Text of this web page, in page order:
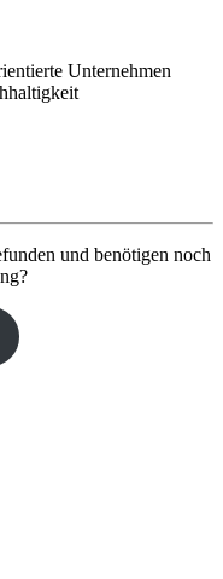
Unternehmen
und benötigen noch